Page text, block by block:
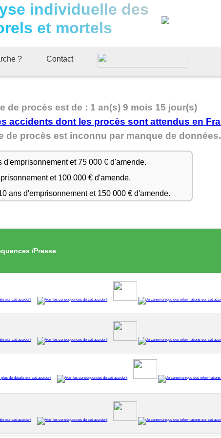
individuelle des
et mortels
? Contact
de procès est de : 1 an(s) 9 mois 15 jour(s)
de procès est inconnu par manque de données.
et 75 000 € d'amende.
et 100 000 € d'amende.
ans d'emprisonnement et 150 000 € d'amende.
/Presse